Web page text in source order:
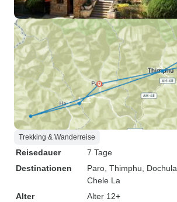
Trekking & Wanderreise
Reisedauer
7 Tage
Destinationen
Paro , Thimphu , Dochula
Chele La
Alter
Alter 12+